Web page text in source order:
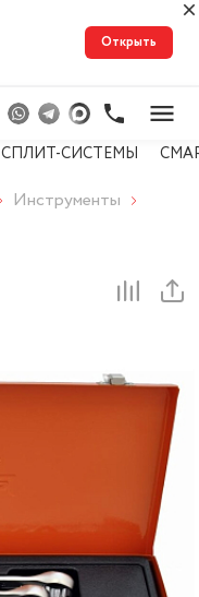
Открыть
СПЛИТ-СИСТЕМЫ
Инструменты